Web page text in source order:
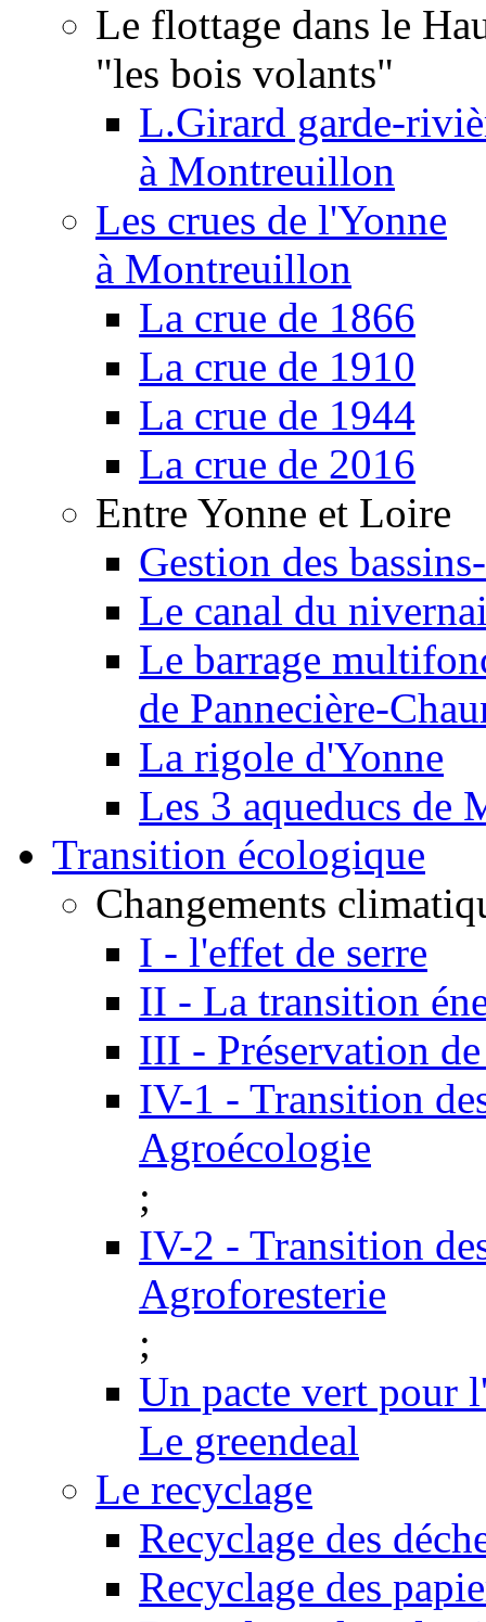
Le flottage dans le
"les bois volants"
L.Girard garde-
à Montreuillon
Les crues de l'Yonne
à Montreuillon
La crue de 1866
La crue de 1910
La crue de 1944
La crue de 2016
Entre Yonne et Loire
Gestion des
Le canal du
Le barrage
de Pannecière-
La rigole d'Yonne
Les 3 aqueducs de
Transition écologique
Changements
I - l'effet de serre
II - La transition
III - Préservation
IV-1 - Transition
Agroécologie
;
IV-2 - Transition
Agroforesterie
;
Un pacte vert pour
Le greendeal
Le recyclage
Recyclage des
Recyclage des